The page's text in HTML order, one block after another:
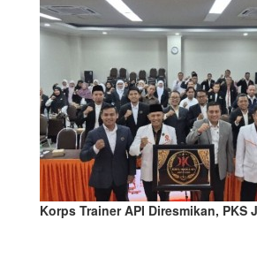
Korps Trainer API Diresmikan,